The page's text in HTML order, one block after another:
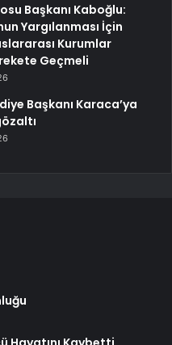
Başkanı Kaboğlu:
Yargılanması İçin
Kurumlar
Geçmeli
Başkanı Karaca’ya